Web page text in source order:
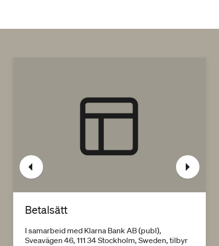
Betalsätt
I samarbeid med Klarna Bank AB (publ),
Sveavägen 46, 111 34 Stockholm, Sweden, tilbyr